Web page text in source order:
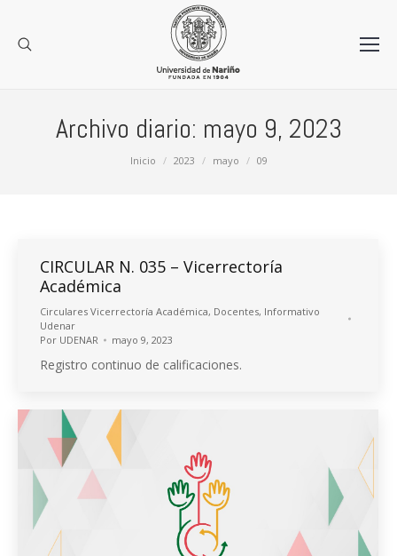
Archivo diario: mayo 9, 2023
Inicio 2023 mayo 09
CIRCULAR N. 035 – Vicerrectoría
Académica
Circulares Vicerrectoría Académica, Docentes, Informativo
Udenar
Por UDENAR mayo 9, 2023
Registro continuo de calificaciones.